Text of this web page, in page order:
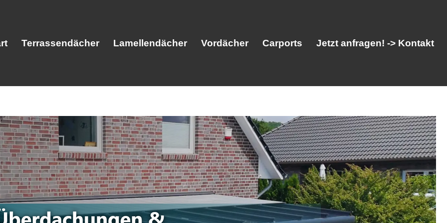
Terrassendächer Lamellendächer Vordächer Carports Jetzt anfragen! -> Kontakt